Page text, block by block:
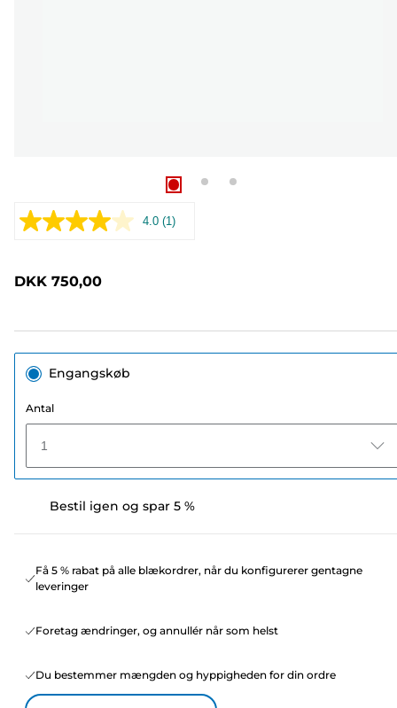
4.0 Læs
(1)
DKK 750,00
Engangskøb
Antal
1
Bestil igen og spar 5 %
Få 5 % rabat på alle blækordrer, når du konfigurerer gentagne
leveringer
Foretag ændringer, og annullér når som helst
Du bestemmer mængden og hyppigheden for din ordre